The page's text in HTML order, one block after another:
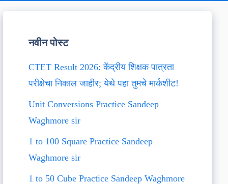
नवीन पोस्ट
CTET Result 2026: केंद्रीय शिक्षक पात्रता
परीक्षेचा निकाल जाहीर; येथे पहा तुमचे मार्कशीट!
Unit Conversions Practice Sandeep
Waghmore sir
1 to 100 Square Practice Sandeep
Waghmore sir
1 to 50 Cube Practice Sandeep Waghmore